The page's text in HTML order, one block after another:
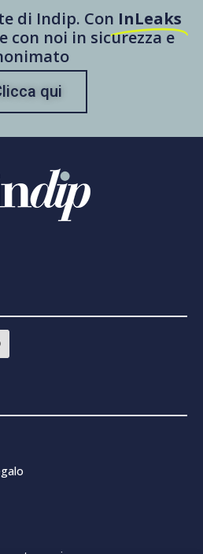
di Indip. Con InLeaks
con noi in sicurezza e
qui